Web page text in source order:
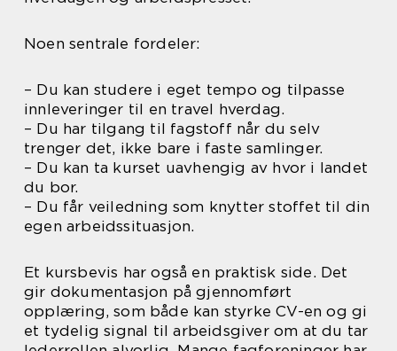
Noen sentrale fordeler:
– Du kan studere i eget tempo og tilpasse
innleveringer til en travel hverdag.
– Du har tilgang til fagstoff når du selv
trenger det, ikke bare i faste samlinger.
– Du kan ta kurset uavhengig av hvor i landet
du bor.
– Du får veiledning som knytter stoffet til din
egen arbeidssituasjon.
Et kursbevis har også en praktisk side. Det
gir dokumentasjon på gjennomført
opplæring, som både kan styrke CV-en og gi
et tydelig signal til arbeidsgiver om at du tar